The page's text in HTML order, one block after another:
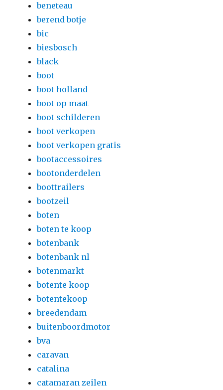
beneteau
berend botje
bic
biesbosch
black
boot
boot holland
boot op maat
boot schilderen
boot verkopen
boot verkopen gratis
bootaccessoires
bootonderdelen
boottrailers
bootzeil
boten
boten te koop
botenbank
botenbank nl
botenmarkt
botente koop
botentekoop
breedendam
buitenboordmotor
bva
caravan
catalina
catamaran zeilen